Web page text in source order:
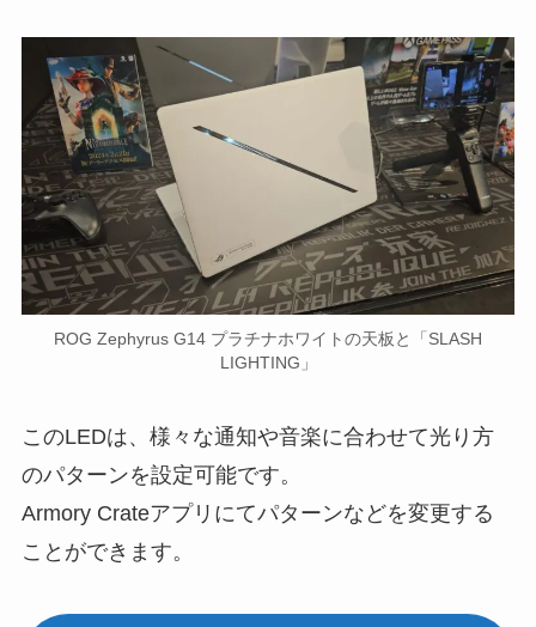
ROG Zephyrus G14 プラチナホワイトの天板と「SLASH
LIGHTING」
このLEDは、様々な通知や音楽に合わせて光り方
のパターンを設定可能です。
Armory Crateアプリにてパターンなどを変更する
ことができます。